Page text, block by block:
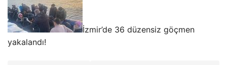
İzmir’de 36 düzensiz göçmen
yakalandı!